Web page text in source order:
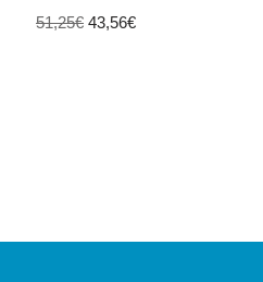
51,25€ 43,56€